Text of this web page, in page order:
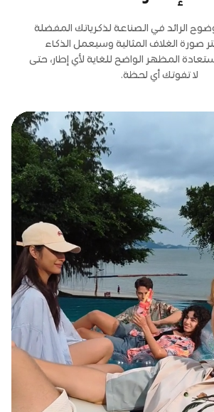
الرائد في الصناعة لذكرياتك المفضلة
صورة الغلاف المثالية وسيعمل الذكاء
المظهر الواضح للغاية لأي إطار، حتى
لا تفوتك أي لحظة.